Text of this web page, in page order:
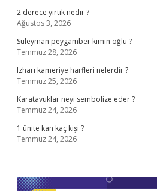
2 derece yırtık nedir ?
Ağustos 3, 2026
Süleyman peygamber kimin oğlu ?
Temmuz 28, 2026
Izharı kameriye harfleri nelerdir ?
Temmuz 25, 2026
Karatavuklar neyi sembolize eder ?
Temmuz 24, 2026
1 ünite kan kaç kişi ?
Temmuz 24, 2026